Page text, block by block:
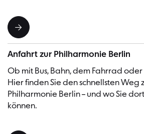
Anfahrt zur Philharmonie Berlin
Ob mit Bus, Bahn, dem Fahrrad
Hier finden Sie den schnellsten Weg
Philharmonie Berlin – und wo Sie
können.